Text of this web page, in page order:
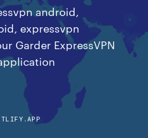
android,
expressvpn
Garder ExpressVPN